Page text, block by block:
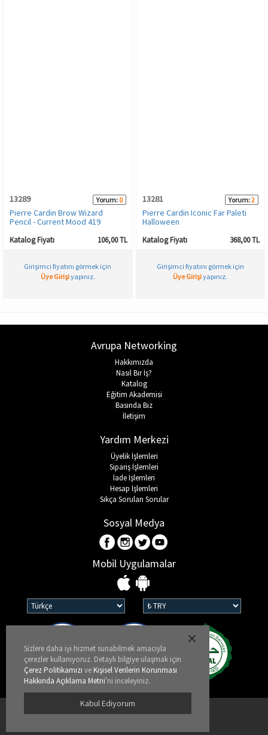
Sizlere daha iyi hizmet sunabilmek amacıyla
çerezler kullanıyoruz. Detaylı bilgiye ulaşmak için
Çerez Politikamızı ve Kişisel Verilerin Korunması
Hakkında Açıklama Metni'ni inceleyiniz.
Kabul Ediyorum
13289 Yorum: 0
Pierre Cardin Brow Wizard
Pencil - Current Mood 419
Katalog Fiyatı 106,00 TL
Girişimci fiyatını görmek için
Üye Girişiyapınız.
13281 Yorum:2
Pierre Cardin Iconic Far Paleti
Halloween
Katalog Fiyatı 368,00 TL
Girişimci fiyatını görmek için
Üye Girişiyapınız.
Avrupa Networking
Hakkımızda
Nasıl Bir İş?
Katalog
Eğitim Akademisi
Basında Biz
İletişim
Yardım Merkezi
Üyelik İşlemleri
Sipariş İşlemleri
İade İşlemleri
Hesap İşlemleri
Sıkça Sorulan Sorular
Sosyal Medya
Mobil Uygulamalar
Kullanım Koşulları